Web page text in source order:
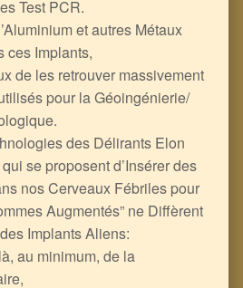
Test PCR.
et autres Métaux
ces Implants,
de les retrouver massivement
pour la Géoingénierie/
des Délirants Elon
se proposent d’Insérer des
nos Cerveaux Fébriles pour
Augmentés” ne Diffèrent
Implants Aliens:
au minimum, de la